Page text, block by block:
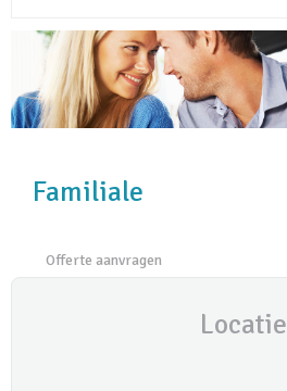
Familiale
Offerte aanvragen
Locatie